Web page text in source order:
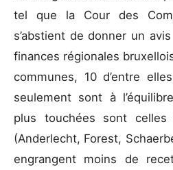
tel que la Cour des
s’abstient de donner un
finances régionales
communes, 10 d’entre
seulement sont à
plus touchées sont
(Anderlecht, Forest,
engrangent moins de